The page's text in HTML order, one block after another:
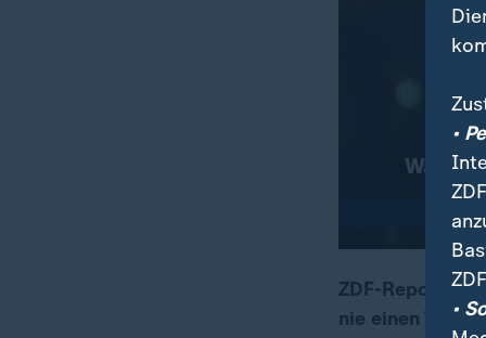
00:03
ZDF-Reporter
nie einen
•
•